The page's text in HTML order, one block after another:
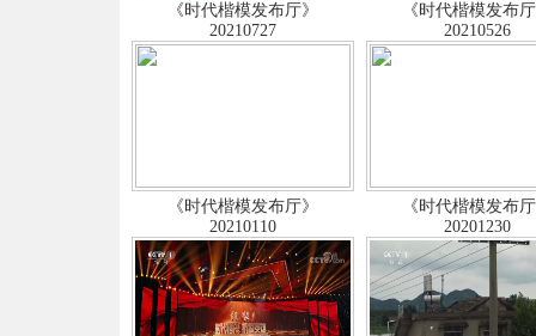
《时代楷模发布厅》
20210727
《时代楷模发布
20210526
《时代楷模发布厅》
20210110
《时代楷模发布
20201230